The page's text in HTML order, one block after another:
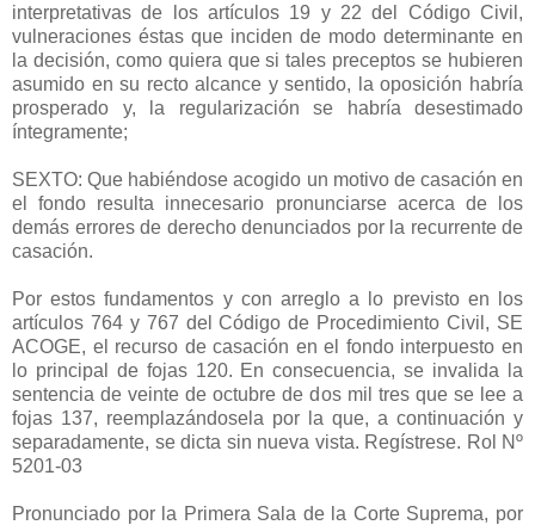
interpretativas de los artículos 19 y 22 del Código Civil,
vulneraciones éstas que inciden de modo determinante en
la decisión, como quiera que si tales preceptos se hubieren
asumido en su recto alcance y sentido, la oposición habría
prosperado y, la regularización se habría desestimado
íntegramente;
SEXTO: Que habiéndose acogido un motivo de casación en
el fondo resulta innecesario pronunciarse acerca de los
demás errores de derecho denunciados por la recurrente de
casación.
Por estos fundamentos y con arreglo a lo previsto en los
artículos 764 y 767 del Código de Procedimiento Civil, SE
ACOGE, el recurso de casación en el fondo interpuesto en
lo principal de fojas 120. En consecuencia, se invalida la
sentencia de veinte de octubre de dos mil tres que se lee a
fojas 137, reemplazándosela por la que, a continuación y
separadamente, se dicta sin nueva vista. Regístrese. Rol Nº
5201-03
Pronunciado por la Primera Sala de la Corte Suprema, por